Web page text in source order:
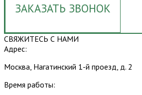
ЗАКАЗАТЬ ЗВОНОК
СВЯЖИТЕСЬ С НАМИ
Адрес:
Москва, Нагатинский 1-й проезд, д. 2
Время работы: